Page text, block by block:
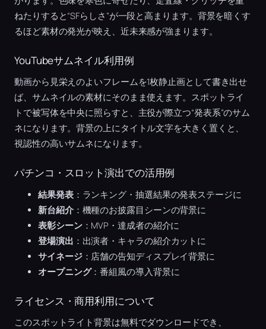
ねたりすると“SFらしさ”が一段と高まります。背景を暗くす
るほど素材の発光が映え、近未来感が強まります。
YouTubeサムネイル利用例
動画から見栄えのよいフレームを1枚静止画として書き出せ
ば、サムネイルの素材にそのまま使えます。スポットライ
トで被写体を中央に照らすと、主役が際立つ“発表系”のサム
ネになります。背景の上にタイトル文字を大きく置くと、
視認性の高いサムネになります。
パチンコ・スロット演出での活用例
結果発表：ランキング・抽選結果の発表ステージに
新台紹介：機種のお披露目シーンの背景に
表彰シーン：MVP・達成者の紹介に
登場演出 ：出演者・キャラの紹介カットに
サイネージ：店舗の告知ディスプレイ背景に
オープニング：番組風の導入背景に
ライセンス・商用利用について
このスポットライト背景は無料でダウンロードでき、